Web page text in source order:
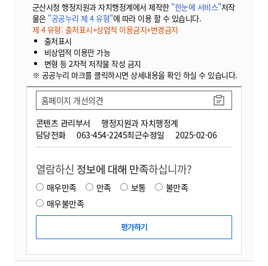
군산시청 행정지원과 자치행정계에서 제작한 "한눈에 서비스"저작
물은 "공공누리 제 4 유형"에 따라 이용 할 수 있습니다.
제 4 유형: 출처표시+상업적 이용금지+변경금지
출처표시
비상업적 이용만 가능
변형 등 2차적 저작물 작성 금지
※ 공공누리 마크를 클릭하시면 상세내용을 확인 하실 수 있습니다.
콘텐츠 관리부서
행정지원과 자치행정계
담당전화
063-454-2245최근수정일 2025-02-06
홈페이지 개선의견
열람하신 정보에 대해 만족하십니까?
매우만족 만족 보통
불만족
매우불만족